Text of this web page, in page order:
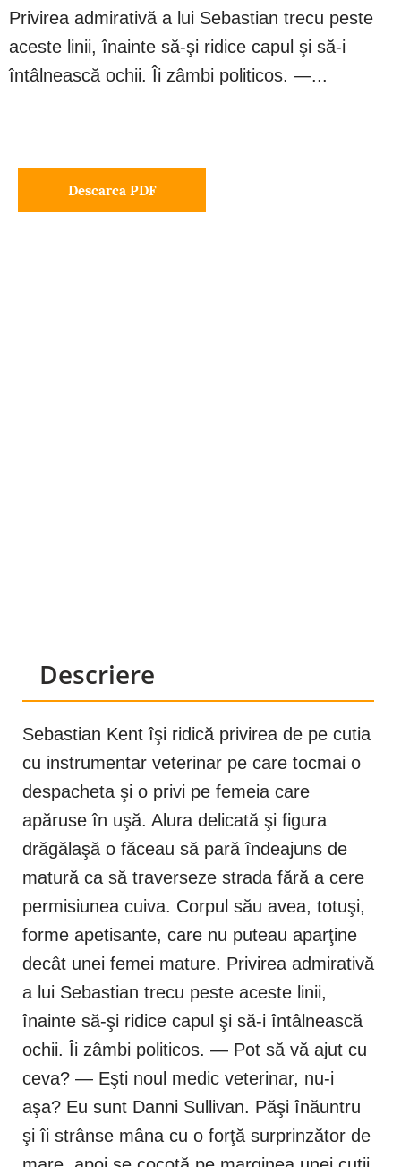
Privirea admirativă a lui Sebastian trecu peste
aceste linii, înainte să-şi ridice capul şi să-i
întâlnească ochii. Îi zâmbi politicos. —...
Descarca PDF
Descriere
Sebastian Kent îşi ridică privirea de pe cutia
cu instrumentar veterinar pe care tocmai o
despacheta şi o privi pe femeia care
apăruse în uşă. Alura delicată şi figura
drăgălaşă o făceau să pară îndeajuns de
matură ca să traverseze strada fără a cere
permisiunea cuiva. Corpul său avea, totuşi,
forme apetisante, care nu puteau aparţine
decât unei femei mature. Privirea admirativă
a lui Sebastian trecu peste aceste linii,
înainte să-şi ridice capul şi să-i întâlnească
ochii. Îi zâmbi politicos. — Pot să vă ajut cu
ceva? — Eşti noul medic veterinar, nu-i
aşa? Eu sunt Danni Sullivan. Păşi înăuntru
şi îi strânse mâna cu o forţă surprinzător de